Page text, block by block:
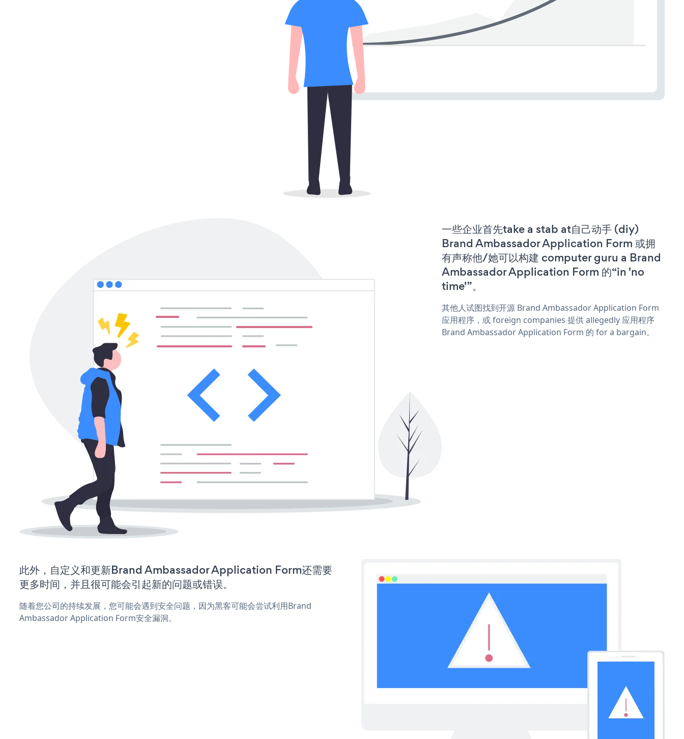
一些企业首先take a stab at自己动手 (diy)
Brand Ambassador Application Form 或拥
有声称他/她可以构建 computer guru a Brand
Ambassador Application Form 的“in 'no
time'”。
其他人试图找到开源 Brand Ambassador Application Form
应用程序，或 foreign companies 提供 allegedly 应用程序
Brand Ambassador Application Form 的 for a bargain。
此外，自定义和更新Brand Ambassador Application Form还需要
更多时间，并且很可能会引起新的问题或错误。
随着您公司的持续发展，您可能会遇到安全问题，因为黑客可能会尝试利用Brand
Ambassador Application Form安全漏洞。